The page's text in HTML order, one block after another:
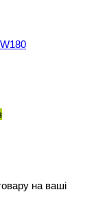
на ваші